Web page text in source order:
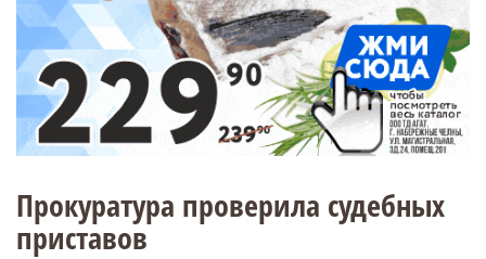
Прокуратура проверила судебных
приставов